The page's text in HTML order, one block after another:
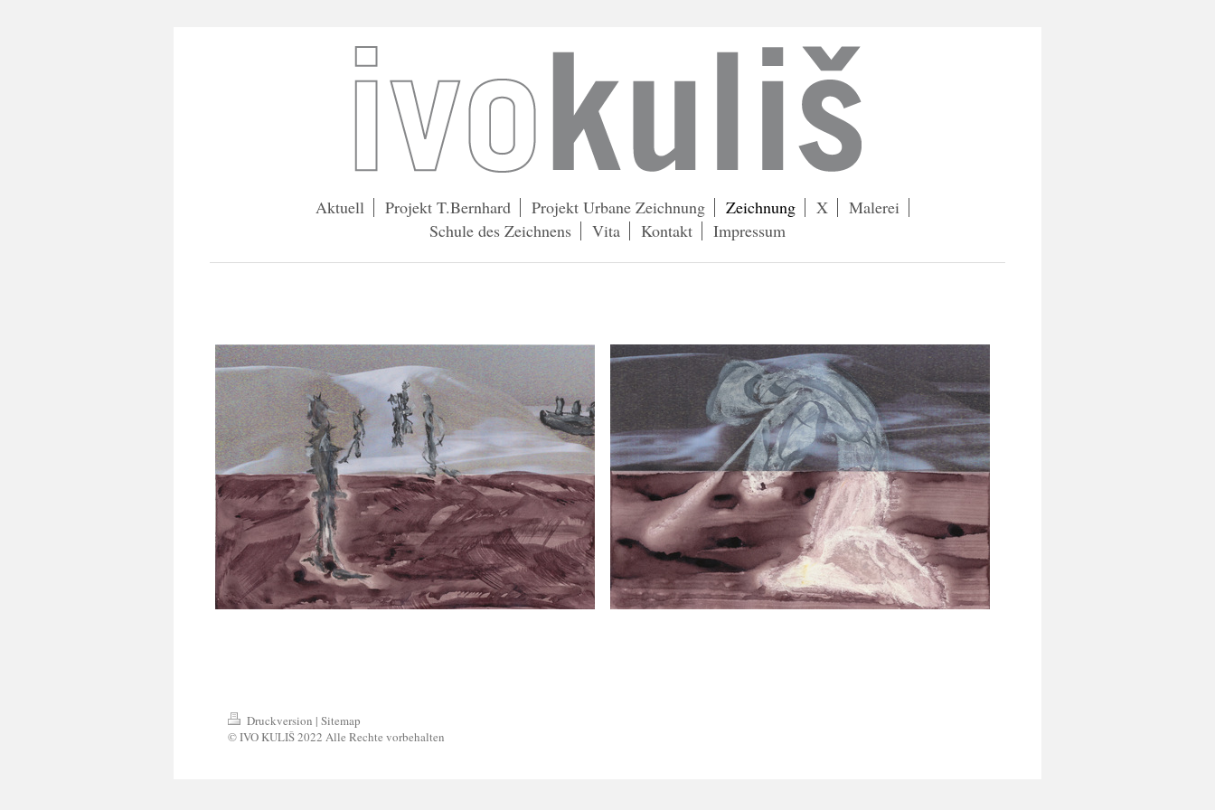
Aktuell Projekt T.Bernhard Projekt Urbane Zeichnung Zeichnung X
Malerei
Schule des Zeichnens
Vita Kontakt Impressum
Druckversion | Sitemap
© IVO KULIŠ 2022 Alle Rechte vorbehalten